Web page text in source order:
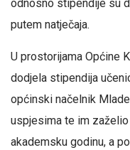
odnosno stipendije su
putem natječaja.
U prostorijama Općine
dodjela stipendija
općinski načelnik
uspjesima te im
akademsku godinu, a